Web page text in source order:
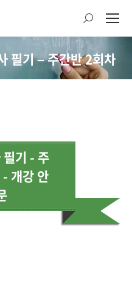
검
색:
필기 – 주간반 2회차
치:
기 - 주
개강 안